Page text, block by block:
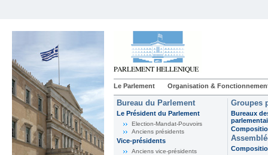
Le Parlement Organisation &
Bureau du Parlement
Le Président du Parlement
Election-Mandat-Pouvoirs
Anciens présidents
Vice-présidents
Anciens vice-présidents
Groupes
Bureaux